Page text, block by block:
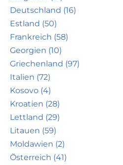
Deutschland (16)
Estland (50)
Frankreich (58)
Georgien (10)
Griechenland (97)
Italien (72)
Kosovo (4)
Kroatien (28)
Lettland (29)
Litauen (59)
Moldawien (2)
Österreich (41)